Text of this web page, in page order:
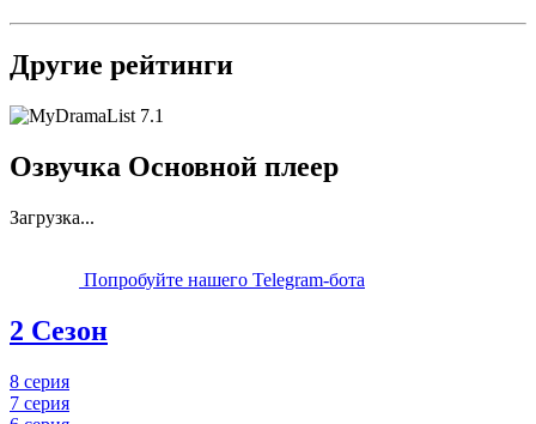
Другие рейтинги
7.1
Озвучка Основной плеер
Загрузка...
Попробуйте нашего Telegram-бота
2 Сезон
8 серия
7 серия